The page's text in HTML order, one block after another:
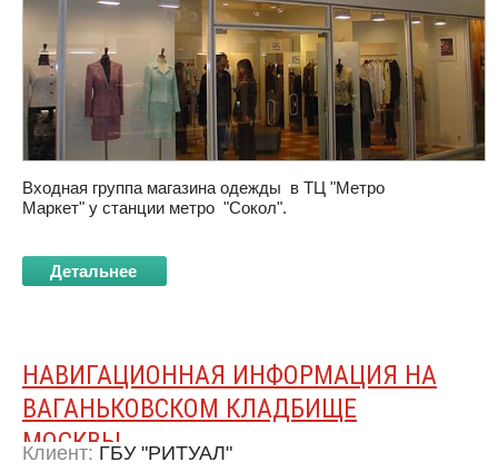
Входная группа магазина одежды в ТЦ "Метро
Маркет" у станции метро "Сокол".
Детальнее
НАВИГАЦИОННАЯ ИНФОРМАЦИЯ НА
ВАГАНЬКОВСКОМ КЛАДБИЩЕ
МОСКВЫ
Клиент: ГБУ "РИТУАЛ"